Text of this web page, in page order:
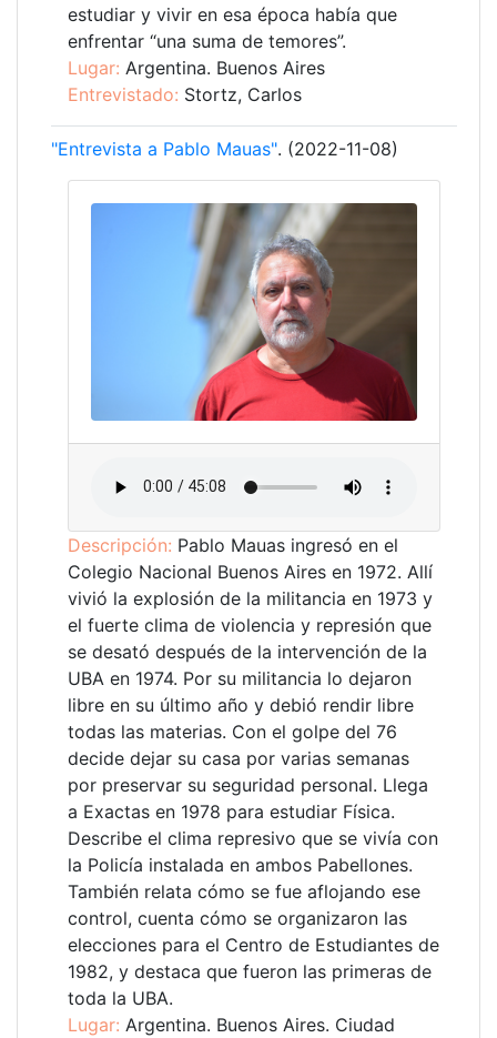
estudiar y vivir en esa época había que
enfrentar “una suma de temores”.
Lugar: Argentina. Buenos Aires
Entrevistado: Stortz, Carlos
"Entrevista a Pablo Mauas". (2022-11-08)
Descripción: Pablo Mauas ingresó en el
Colegio Nacional Buenos Aires en 1972. Allí
vivió la explosión de la militancia en 1973 y
el fuerte clima de violencia y represión que
se desató después de la intervención de la
UBA en 1974. Por su militancia lo dejaron
libre en su último año y debió rendir libre
todas las materias. Con el golpe del 76
decide dejar su casa por varias semanas
por preservar su seguridad personal. Llega
a Exactas en 1978 para estudiar Física.
Describe el clima represivo que se vivía con
la Policía instalada en ambos Pabellones.
También relata cómo se fue aflojando ese
control, cuenta cómo se organizaron las
elecciones para el Centro de Estudiantes de
1982, y destaca que fueron las primeras de
toda la UBA.
Lugar: Argentina. Buenos Aires. Ciudad